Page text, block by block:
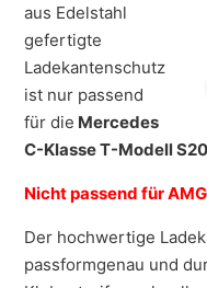
aus Edelstahl
gefertigte
Ladekantenschutz
ist nur passend
für die Mercedes
C-Klasse T-Modell
Nicht passend für
Der hochwertige
passformgenau und